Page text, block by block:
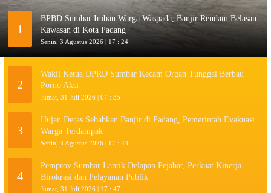
1
BPBD Sumbar Imbau Warga Waspada, Banjir Rendam Belasan
Kawasan di Kota Padang
Senin, 3 Agustus 2026 | 17 : 24
2
Wakil Ketua DPRD Sumbar Kecam Organ Tunggal Berbau
Porno Aksi
Jumat, 31 Juli 2026 | 07 : 35
3
Hujan Deras Sebabkan Banjir di Padang, Pemerintah Evakuasi
Warga Terdampak
Senin, 3 Agustus 2026 | 17 : 43
4
Pemprov Sumbar Lantik Delapan Pejabat, Perkuat Kinerja
Birokrasi dan Pelayanan Publik
Jumat, 31 Juli 2026 | 17 : 47